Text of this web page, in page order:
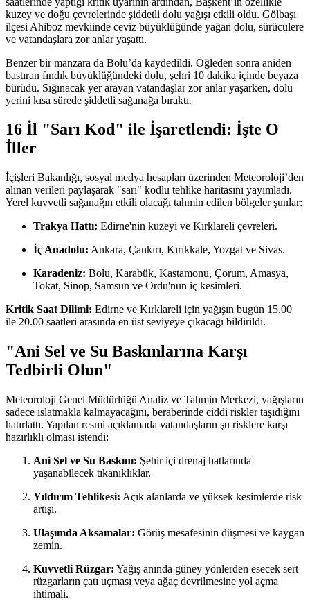
kuzey ve doğu çevrelerinde şiddetli dolu yağışı etkili oldu. Gölbaşı
ilçesi Ahiboz mevkiinde ceviz büyüklüğünde yağan dolu, sürücülere
ve vatandaşlara zor anlar yaşattı.
Benzer bir manzara da Bolu’da kaydedildi. Öğleden sonra aniden
bastıran fındık büyüklüğündeki dolu, şehri 10 dakika içinde beyaza
bürüdü. Sığınacak yer arayan vatandaşlar zor anlar yaşarken, dolu
yerini kısa sürede şiddetli sağanağa bıraktı.
16 İl "Sarı Kod" ile İşaretlendi: İşte O
İller
İçişleri Bakanlığı, sosyal medya hesapları üzerinden Meteoroloji’den
alınan verileri paylaşarak "sarı" kodlu tehlike haritasını yayımladı.
Yerel kuvvetli sağanağın etkili olacağı tahmin edilen bölgeler şunlar:
Trakya Hattı: Edirne'nin kuzeyi ve Kırklareli çevreleri.
İç Anadolu: Ankara, Çankırı, Kırıkkale, Yozgat ve Sivas.
Karadeniz: Bolu, Karabük, Kastamonu, Çorum, Amasya,
Tokat, Sinop, Samsun ve Ordu'nun iç kesimleri.
Kritik Saat Dilimi: Edirne ve Kırklareli için yağışın bugün 15.00
ile 20.00 saatleri arasında en üst seviyeye çıkacağı bildirildi.
"Ani Sel ve Su Baskınlarına Karşı
Tedbirli Olun"
Meteoroloji Genel Müdürlüğü Analiz ve Tahmin Merkezi, yağışların
sadece ıslatmakla kalmayacağını, beraberinde ciddi riskler taşıdığını
hatırlattı. Yapılan resmi açıklamada vatandaşların şu risklere karşı
hazırlıklı olması istendi:
Ani Sel ve Su Baskını: Şehir içi drenaj hatlarında
yaşanabilecek tıkanıklıklar.
Yıldırım Tehlikesi: Açık alanlarda ve yüksek kesimlerde risk
artışı.
Ulaşımda Aksamalar: Görüş mesafesinin düşmesi ve kaygan
zemin.
Kuvvetli Rüzgar: Yağış anında güney yönlerden esecek sert
rüzgarların çatı uçması veya ağaç devrilmesine yol açma
ihtimali.